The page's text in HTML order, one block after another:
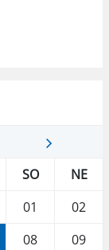
SO
NE
01
02
08
09